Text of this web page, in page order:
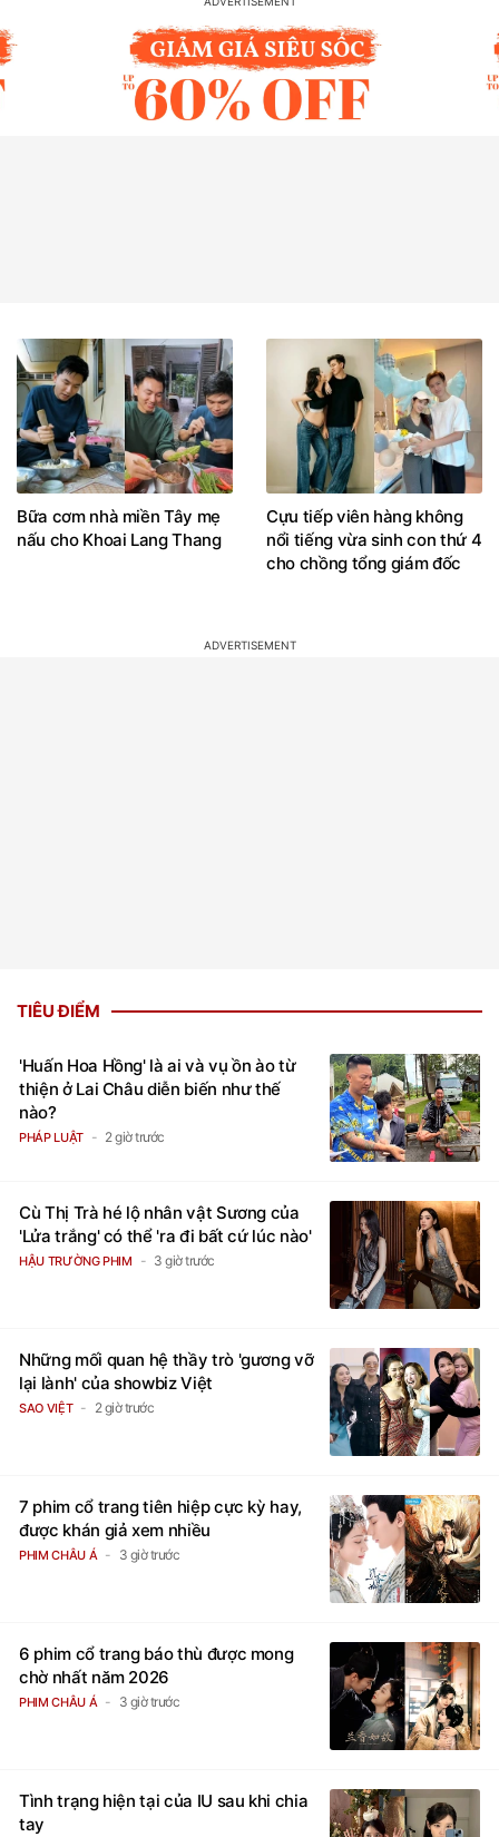
Bữa cơm nhà miền Tây mẹ
nấu cho Khoai Lang Thang
Cựu tiếp viên hàng không
nổi tiếng vừa sinh con thứ 4
cho chồng tổng giám đốc
TIÊU ĐIỂM
'Huấn Hoa Hồng' là ai và vụ ồn ào từ
thiện ở Lai Châu diễn biến như thế
nào?
PHÁP LUẬT 2 giờ trước
Cù Thị Trà hé lộ nhân vật Sương của
'Lửa trắng' có thể 'ra đi bất cứ lúc nào'
HẬU TRƯỜNG PHIM 3 giờ trước
Những mối quan hệ thầy trò 'gương vỡ
lại lành' của showbiz Việt
SAO VIỆT 2 giờ trước
7 phim cổ trang tiên hiệp cực kỳ hay,
được khán giả xem nhiều
PHIM CHÂU Á 3 giờ trước
6 phim cổ trang báo thù được mong
chờ nhất năm 2026
PHIM CHÂU Á 3 giờ trước
Tình trạng hiện tại của IU sau khi chia
tay